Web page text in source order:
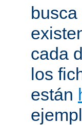
cada
los
están